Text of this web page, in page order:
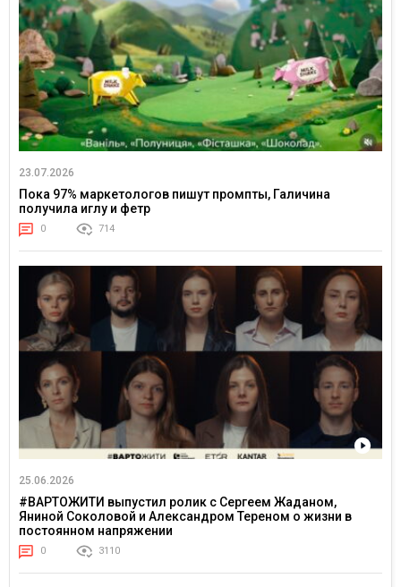
23.07.2026
Пока 97% маркетологов пишут промпты, Галичина
получила иглу и фетр
0 714
25.06.2026
#ВАРТОЖИТИ выпустил ролик с Сергеем Жаданом,
Яниной Соколовой и Александром Тереном о жизни в
постоянном напряжении
0 3110